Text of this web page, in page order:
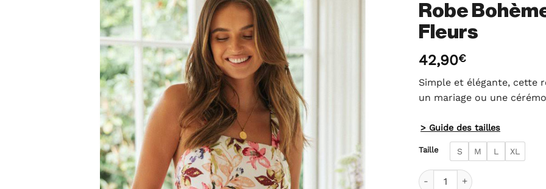
Robe
Fleurs
42,90€
Simple et élégante, cette
un mariage ou une
> Guide des tailles
Taille S M L XL
quantité de Robe Bohème